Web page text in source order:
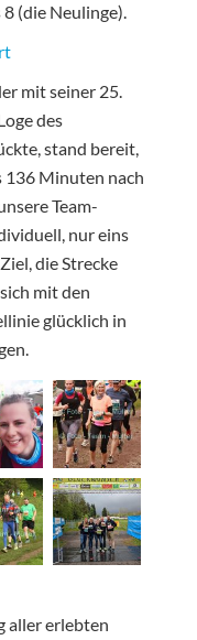
(die Neulinge).
mit seiner 25.
des
stand bereit,
136 Minuten nach
Team-
nur eins
die Strecke
mit den
glücklich in
aller erlebten